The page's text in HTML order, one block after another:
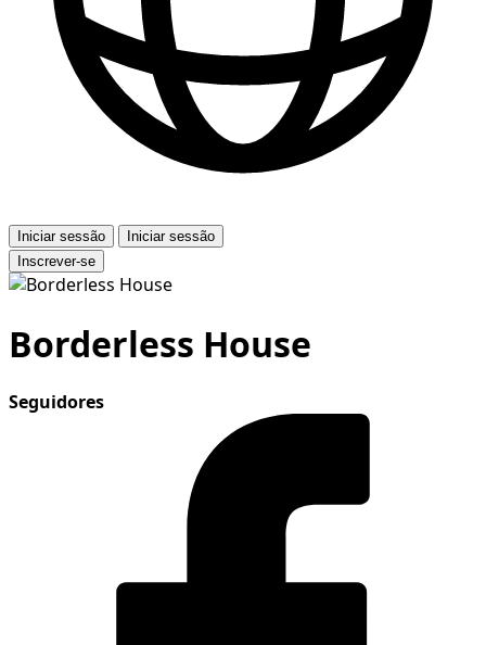
Iniciar sessão
Iniciar sessão
Inscrever-se
Borderless House
Seguidores